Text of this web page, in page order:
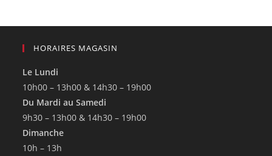
HORAIRES MAGASIN
Le Lundi
10h00 – 13h00 & 14h30 – 19h00
Du Mardi au Samedi
9h30 – 13h00 & 14h30 – 19h00
Dimanche
10h – 13h